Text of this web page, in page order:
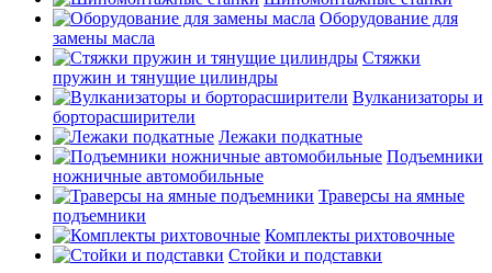
Оборудование для
замены масла
Стяжки
пружин и тянущие цилиндры
Вулканизаторы и
борторасширители
Лежаки подкатные
Подъемники
ножничные автомобильные
Траверсы на ямные
подъемники
Комплекты рихтовочные
Стойки и подставки